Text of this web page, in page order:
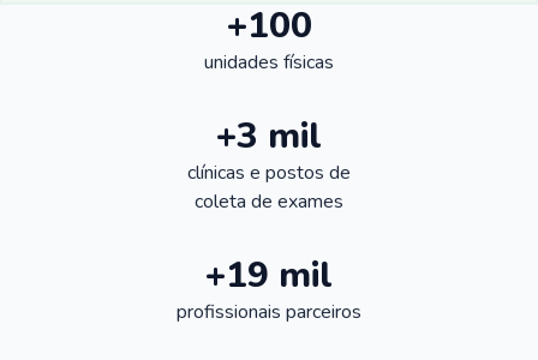
+100
unidades físicas
+3 mil
clínicas e postos de
coleta de exames
+19 mil
profissionais parceiros